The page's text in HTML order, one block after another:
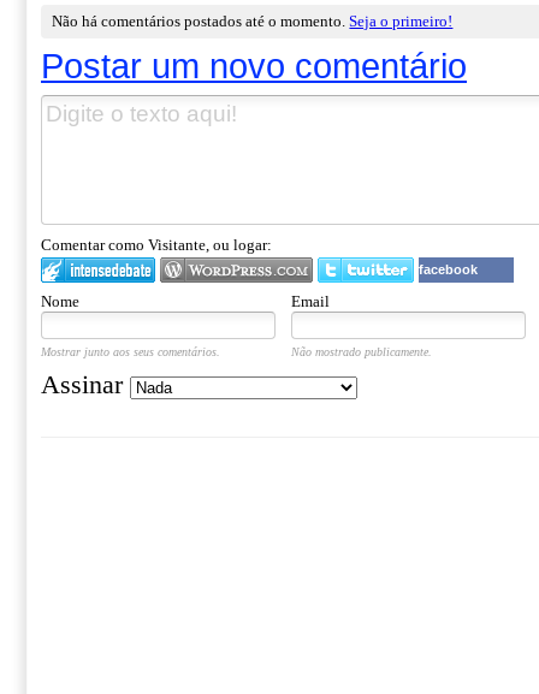
Não há comentários postados até o momento.Seja o primeiro!
Postar um novo comentário
Comentar como Visitante, ou logar:
facebook
Nome Email
Mostrar junto aos seus comentários. Não mostrado publicamente.
Assinar